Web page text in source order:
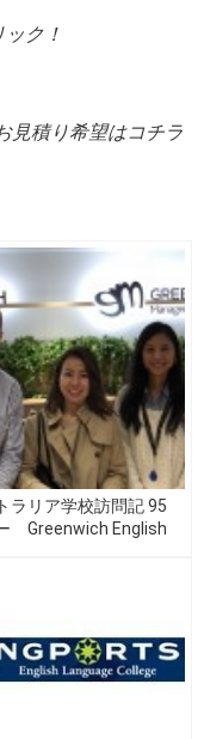
ク！
見積り希望はコチラ
ラリア学校訪問記 95
Greenwich English